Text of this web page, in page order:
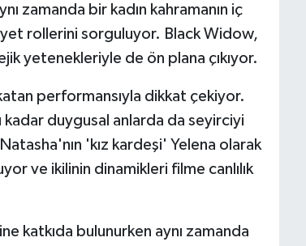
zamanda bir kadın kahramanın iç
rollerini sorguluyor. Black Widow,
yetenekleriyle de ön plana çıkıyor.
performansıyla dikkat çekiyor.
duygusal anlarda da seyirciyi
'kız kardeşi' Yelena olarak
ve ikilinin dinamikleri filme canlılık
katkıda bulunurken aynı zamanda